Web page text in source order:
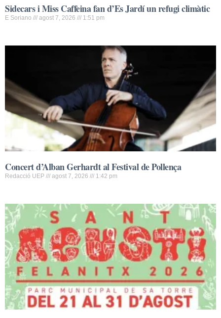
Sidecars i Miss Caffeina fan d’Es Jardí un refugi climàtic
E Soriano agost 7, 2026 1:51 pm
Concert d’Alban Gerhardt al Festival de Pollença
Redacció UEP agost 7, 2026 1:42 pm